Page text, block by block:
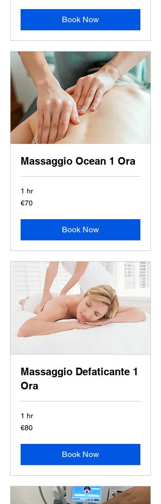
Book Now
Massaggio Ocean 1 Ora
1 hr
70
euros
€70
Book Now
Massaggio Defaticante 1
Ora
1 hr
80
euros
€80
Book Now